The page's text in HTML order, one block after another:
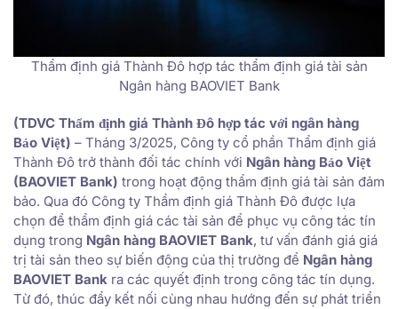
Thẩm định giá Thành Đô hợp tác thẩm định giá tài sản
Ngân hàng BAOVIET Bank
(TDVC Thẩm định giá Thành Đô hợp tác với ngân hàng
Bảo Việt) – Tháng 3/2025, Công ty cổ phần Thẩm định giá
Thành Đô trở thành đối tác chính với Ngân hàng Bảo Việt
(BAOVIET Bank) trong hoạt động thẩm định giá tài sản đảm
bảo. Qua đó Công ty Thẩm định giá Thành Đô được lựa
chọn để thẩm định giá các tài sản để phục vụ công tác tín
dụng trong Ngân hàng BAOVIET Bank, tư vấn đánh giá giá
trị tài sản theo sự biến động của thị trường để Ngân hàng
BAOVIET Bank ra các quyết định trong công tác tín dụng.
Từ đó, thúc đẩy kết nối cùng nhau hướng đến sự phát triển